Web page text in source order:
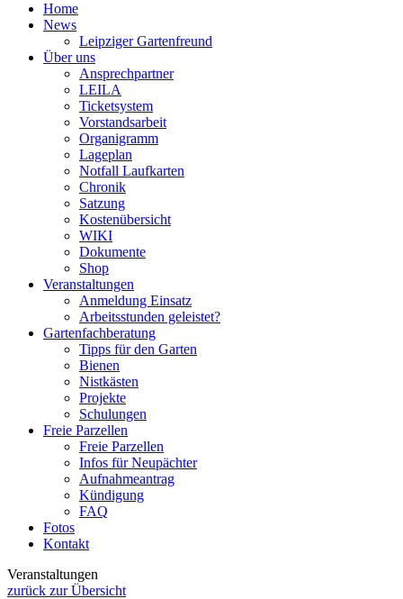
Home
News
Leipziger Gartenfreund
Über uns
Ansprechpartner
LEILA
Ticketsystem
Vorstandsarbeit
Organigramm
Lageplan
Notfall Laufkarten
Chronik
Satzung
Kostenübersicht
WIKI
Dokumente
Shop
Veranstaltungen
Anmeldung Einsatz
Arbeitsstunden geleistet?
Gartenfachberatung
Tipps für den Garten
Bienen
Nistkästen
Projekte
Schulungen
Freie Parzellen
Freie Parzellen
Infos für Neupächter
Aufnahmeantrag
Kündigung
FAQ
Fotos
Kontakt
Veranstaltungen
zurück zur Übersicht